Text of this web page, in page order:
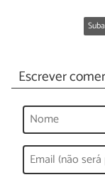
Escrever